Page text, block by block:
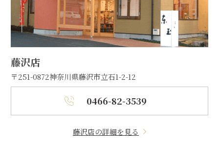
藤沢店
〒251-0872神奈川県藤沢市立石1-2-12
0466-82-3539
藤沢店の詳細を見る